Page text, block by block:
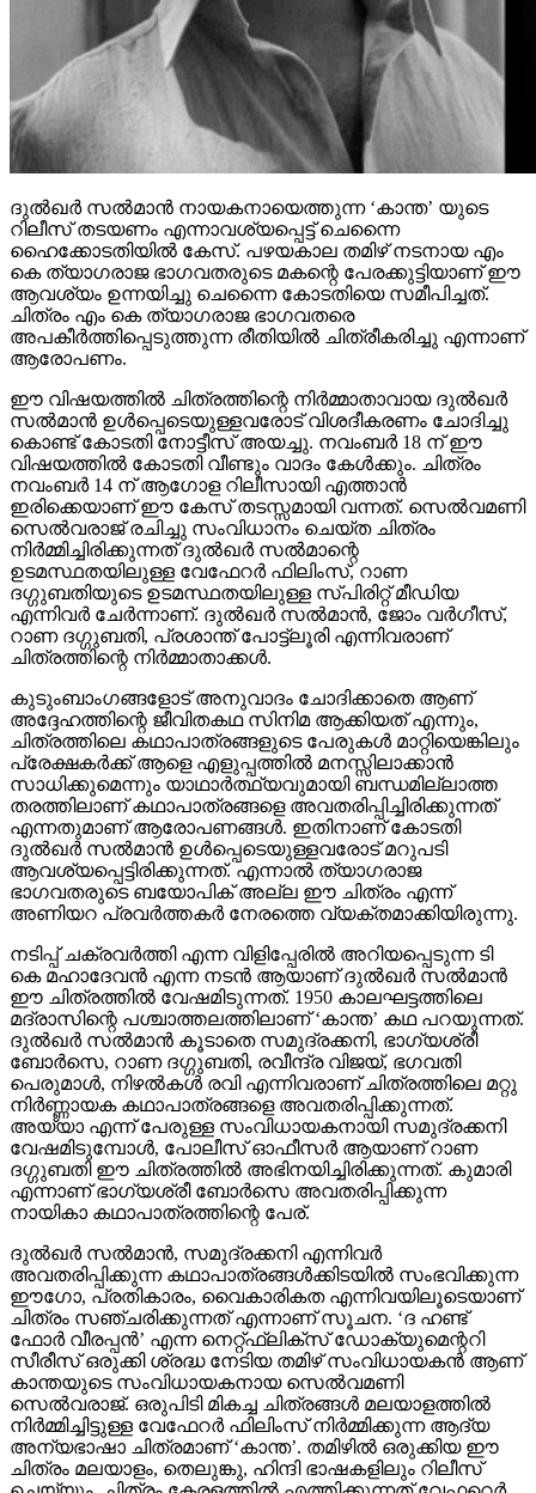
ദുല്‍ഖര്‍ സല്‍മാന്‍ നായകനായെത്തുന്ന ‘കാന്ത’ യുടെ
റിലീസ് തടയണം എന്നാവശ്യപ്പെട്ട് ചെന്നൈ
ഹൈക്കോടതിയില്‍ കേസ്. പഴയകാല തമിഴ് നടനായ എം
കെ ത്യാഗരാജ ഭാഗവതരുടെ മകന്റെ പേരക്കുട്ടിയാണ് ഈ
ആവശ്യം ഉന്നയിച്ചു ചെന്നൈ കോടതിയെ സമീപിച്ചത്.
ചിത്രം എം കെ ത്യാഗരാജ ഭാഗവതരെ
അപകീര്‍ത്തിപ്പെടുത്തുന്ന രീതിയില്‍ ചിത്രീകരിച്ചു എന്നാണ്
ആരോപണം.
ഈ വിഷയത്തില്‍ ചിത്രത്തിന്റെ നിര്‍മ്മാതാവായ ദുല്‍ഖര്‍
സല്‍മാന്‍ ഉള്‍പ്പെടെയുള്ളവരോട് വിശദീകരണം ചോദിച്ചു
കൊണ്ട് കോടതി നോട്ടീസ് അയച്ചു. നവംബര്‍ 18 ന് ഈ
വിഷയത്തില്‍ കോടതി വീണ്ടും വാദം കേള്‍ക്കും. ചിത്രം
നവംബര്‍ 14 ന് ആഗോള റിലീസായി എത്താന്‍
ഇരിക്കെയാണ് ഈ കേസ് തടസ്സമായി വന്നത്. സെല്‍വമണി
സെല്‍വരാജ് രചിച്ചു സംവിധാനം ചെയ്ത ചിത്രം
നിര്‍മ്മിച്ചിരിക്കുന്നത് ദുല്‍ഖര്‍ സല്‍മാന്റെ
ഉടമസ്ഥതയിലുള്ള വേഫേറര്‍ ഫിലിംസ്, റാണ
ദഗ്ഗുബതിയുടെ ഉടമസ്ഥതയിലുള്ള സ്പിരിറ്റ് മീഡിയ
എന്നിവര്‍ ചേര്‍ന്നാണ്. ദുല്‍ഖര്‍ സല്‍മാന്‍, ജോം വര്‍ഗീസ്,
റാണ ദഗ്ഗുബതി, പ്രശാന്ത് പോട്ട്‌ലൂരി എന്നിവരാണ്
ചിത്രത്തിന്റെ നിര്‍മ്മാതാക്കള്‍.
കുടുംബാംഗങ്ങളോട് അനുവാദം ചോദിക്കാതെ ആണ്
അദ്ദേഹത്തിന്റെ ജീവിതകഥ സിനിമ ആക്കിയത് എന്നും,
ചിത്രത്തിലെ കഥാപാത്രങ്ങളുടെ പേരുകള്‍ മാറ്റിയെങ്കിലും
പ്രേക്ഷകര്‍ക്ക് ആളെ എളുപ്പത്തില്‍ മനസ്സിലാക്കാന്‍
സാധിക്കുമെന്നും യാഥാര്‍ത്ഥ്യവുമായി ബന്ധമില്ലാത്ത
തരത്തിലാണ് കഥാപാത്രങ്ങളെ അവതരിപ്പിച്ചിരിക്കുന്നത്
എന്നതുമാണ് ആരോപണങ്ങള്‍. ഇതിനാണ് കോടതി
ദുല്‍ഖര്‍ സല്‍മാന്‍ ഉള്‍പ്പെടെയുള്ളവരോട് മറുപടി
ആവശ്യപ്പെട്ടിരിക്കുന്നത്. എന്നാല്‍ ത്യാഗരാജ
ഭാഗവതരുടെ ബയോപിക് അല്ല ഈ ചിത്രം എന്ന്
അണിയറ പ്രവര്‍ത്തകര്‍ നേരത്തെ വ്യക്തമാക്കിയിരുന്നു.
നടിപ്പ് ചക്രവര്‍ത്തി എന്ന വിളിപ്പേരില്‍ അറിയപ്പെടുന്ന ടി
കെ മഹാദേവന്‍ എന്ന നടന്‍ ആയാണ് ദുല്‍ഖര്‍ സല്‍മാന്‍
ഈ ചിത്രത്തില്‍ വേഷമിടുന്നത്. 1950 കാലഘട്ടത്തിലെ
മദ്രാസിന്റെ പശ്ചാത്തലത്തിലാണ് ‘കാന്ത’ കഥ പറയുന്നത്.
ദുല്‍ഖര്‍ സല്‍മാന്‍ കൂടാതെ സമുദ്രക്കനി, ഭാഗ്യശ്രീ
ബോര്‍സെ, റാണ ദഗ്ഗുബതി, രവീന്ദ്ര വിജയ്, ഭഗവതി
പെരുമാള്‍, നിഴല്‍കള്‍ രവി എന്നിവരാണ് ചിത്രത്തിലെ മറ്റു
നിര്‍ണ്ണായക കഥാപാത്രങ്ങളെ അവതരിപ്പിക്കുന്നത്.
അയ്യാ എന്ന് പേരുള്ള സംവിധായകനായി സമുദ്രക്കനി
വേഷമിടുമ്പോള്‍, പോലീസ് ഓഫീസര്‍ ആയാണ് റാണ
ദഗ്ഗുബതി ഈ ചിത്രത്തില്‍ അഭിനയിച്ചിരിക്കുന്നത്. കുമാരി
എന്നാണ് ഭാഗ്യശ്രീ ബോര്‍സെ അവതരിപ്പിക്കുന്ന
നായികാ കഥാപാത്രത്തിന്റെ പേര്.
ദുല്‍ഖര്‍ സല്‍മാന്‍, സമുദ്രക്കനി എന്നിവര്‍
അവതരിപ്പിക്കുന്ന കഥാപാത്രങ്ങള്‍ക്കിടയില്‍ സംഭവിക്കുന്ന
ഈഗോ, പ്രതികാരം, വൈകാരികത എന്നിവയിലൂടെയാണ്
ചിത്രം സഞ്ചരിക്കുന്നത് എന്നാണ് സൂചന. ‘ദ ഹണ്ട്
ഫോര്‍ വീരപ്പന്‍’ എന്ന നെറ്റ്ഫ്‌ലിക്‌സ് ഡോക്യുമെന്ററി
സീരീസ് ഒരുക്കി ശ്രദ്ധ നേടിയ തമിഴ് സംവിധായകന്‍ ആണ്
കാന്തയുടെ സംവിധായകനായ സെല്‍വമണി
സെല്‍വരാജ്. ഒരുപിടി മികച്ച ചിത്രങ്ങള്‍ മലയാളത്തില്‍
നിര്‍മ്മിച്ചിട്ടുള്ള വേഫേറര്‍ ഫിലിംസ് നിര്‍മ്മിക്കുന്ന ആദ്യ
അന്യഭാഷാ ചിത്രമാണ് ‘കാന്ത’. തമിഴില്‍ ഒരുക്കിയ ഈ
ചിത്രം മലയാളം, തെലുങ്കു, ഹിന്ദി ഭാഷകളിലും റിലീസ്